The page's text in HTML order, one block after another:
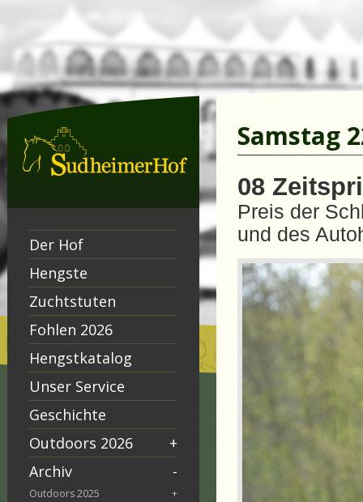
Der Hof
Hengste
Zuchtstuten
Fohlen 2026
Hengstkatalog
Unser Service
Geschichte
Outdoors 2026
+
Archiv
-
Outdoors 2025
+
Samstag
08
Preis der
und des